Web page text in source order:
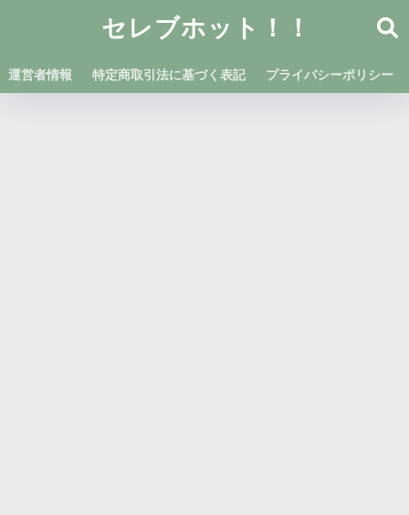
セレブホット！！
運営者情報 特定商取引法に基づく表記 プライバシーポリシー